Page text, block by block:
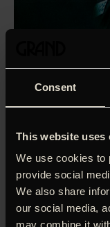
Consent
This website uses
We use cookies to
provide social
We also share
our social media,
may combine it
’Interne affærer: